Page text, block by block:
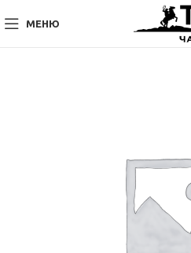
МЕНЮ